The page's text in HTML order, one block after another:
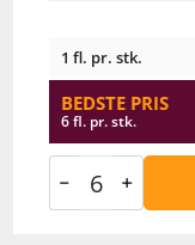
1 fl. pr. stk.
BEDSTE PRIS
6 fl. pr. stk.